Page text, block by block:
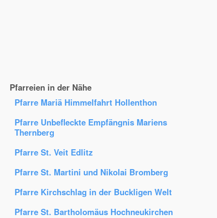
Pfarreien in der Nähe
Pfarre Mariä Himmelfahrt Hollenthon
Pfarre Unbefleckte Empfängnis Mariens
Thernberg
Pfarre St. Veit Edlitz
Pfarre St. Martini und Nikolai Bromberg
Pfarre Kirchschlag in der Buckligen Welt
Pfarre St. Bartholomäus Hochneukirchen